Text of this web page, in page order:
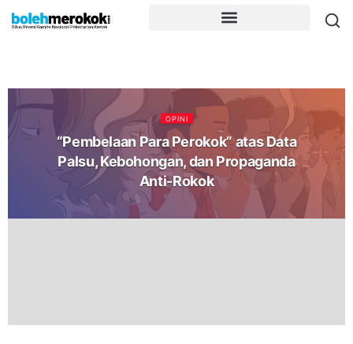
OPINI
“Pembelaan Para Perokok” atas Data
Palsu, Kebohongan, dan Propaganda
Anti-Rokok